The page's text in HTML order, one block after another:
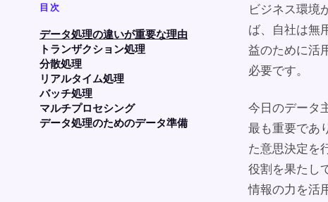
目次
データ処理の違いが重要な理由
トランザクション処理
分散処理
リアルタイム処理
バッチ処理
マルチプロセシング
データ処理のためのデータ準備
ビジネス環境
ば、自社は無
益のために活
必要です。
今日のデータ
最も重要であ
た意思決定を
役割を果たし
情報の力を活